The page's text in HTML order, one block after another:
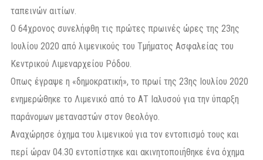
ταπεινών αιτίων.
Ο 64χρονος συνελήφθη τις πρώτες πρωινές ώρες της 23ης
Ιουλίου 2020 από λιμενικούς του Τμήματος Ασφαλείας του
Κεντρικού Λιμεναρχείου Ρόδου.
Οπως έγραψε η «δημοκρατική», το πρωί της 23ης Ιουλίου 2020
ενημερώθηκε το Λιμενικό από το ΑΤ Ιαλυσού για την ύπαρξη
παράνομων μεταναστών στον Θεολόγο.
Αναχώρησε όχημα του λιμενικού για τον εντοπισμό τους και
περί ώραν 04.30 εντοπίστηκε και ακινητοποιήθηκε ένα όχημα